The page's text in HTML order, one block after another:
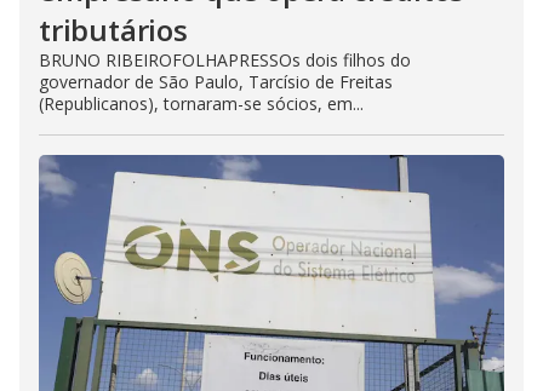
tributários
BRUNO RIBEIROFOLHAPRESSOs dois filhos do
governador de São Paulo, Tarcísio de Freitas
(Republicanos), tornaram-se sócios, em...